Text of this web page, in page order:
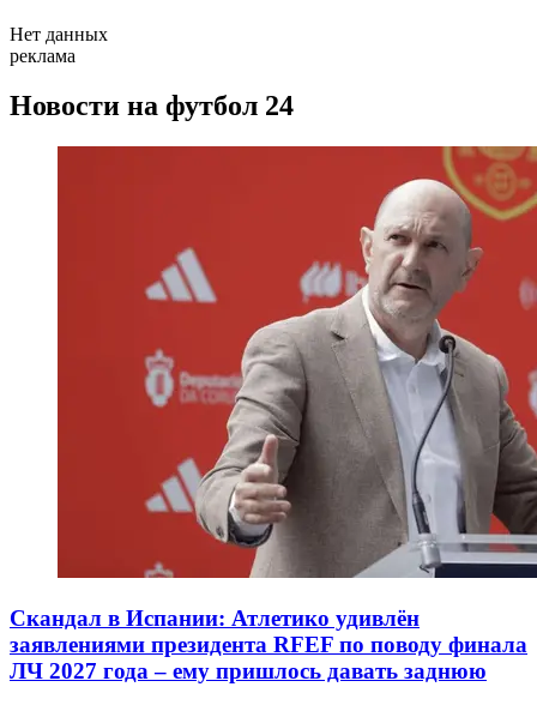
Нет данных
реклама
Новости на футбол 24
Скандал в Испании: Атлетико удивлён
заявлениями президента RFEF по поводу финала
ЛЧ 2027 года – ему пришлось давать заднюю